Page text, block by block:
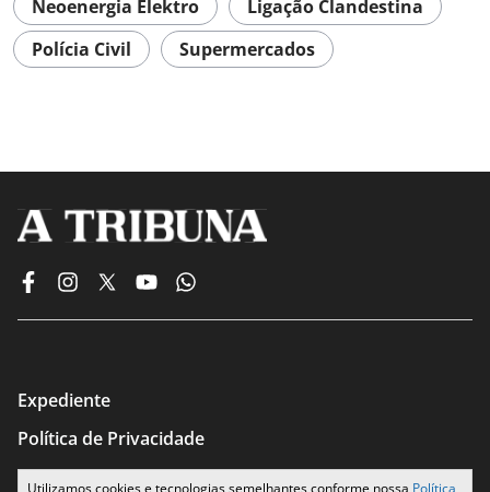
Neoenergia Elektro
Ligação Clandestina
Polícia Civil
Supermercados
Utilizamos cookies e tecnologias semelhantes conforme nossa Política
Expediente
Política de Privacidade
Termos de Uso